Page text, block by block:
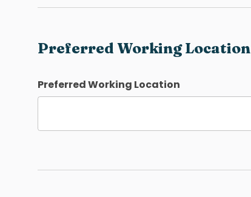
Preferred Working Location
Preferred Working Location